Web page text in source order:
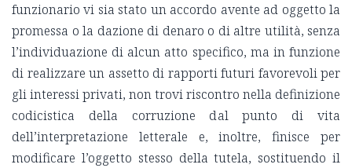
funzionario vi sia stato un accordo avente ad oggetto la
promessa o la dazione di denaro o di altre utilità, senza
l’individuazione di alcun atto specifico, ma in funzione
di realizzare un assetto di rapporti futuri favorevoli per
gli interessi privati, non trovi riscontro nella definizione
codicistica della corruzione dal punto di vita
dell’interpretazione letterale e, inoltre, finisce per
modificare l’oggetto stesso della tutela, sostituendo il